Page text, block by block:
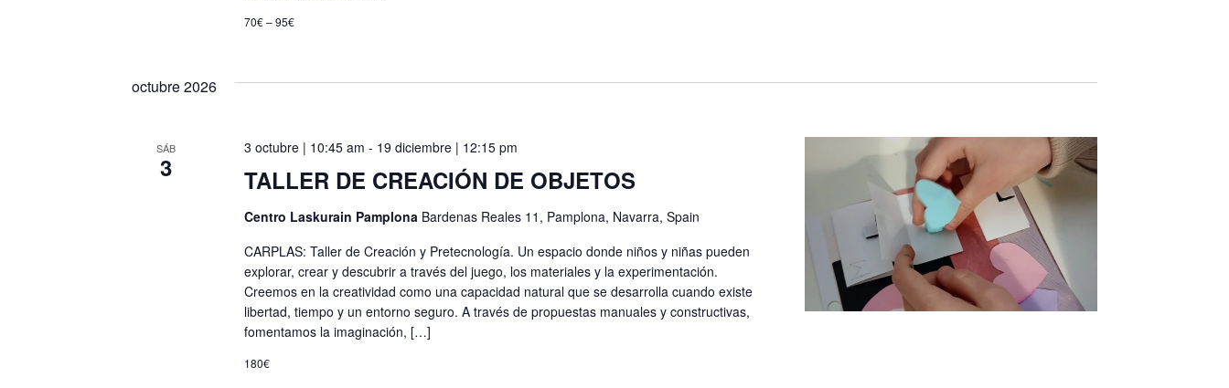
70€ – 95€
octubre 2026
SÁB
3 TALLER DE CREACIÓN DE OBJETOS
3 octubre | 10:45 am - 19 diciembre | 12:15 pm
Centro Laskurain Pamplona Bardenas Reales 11, Pamplona, Navarra, Spain
CARPLAS: Taller de Creación y Pretecnología. Un espacio donde niños y niñas pueden
explorar, crear y descubrir a través del juego, los materiales y la experimentación.
Creemos en la creatividad como una capacidad natural que se desarrolla cuando existe
libertad, tiempo y un entorno seguro. A través de propuestas manuales y constructivas,
fomentamos la imaginación, […]
180€